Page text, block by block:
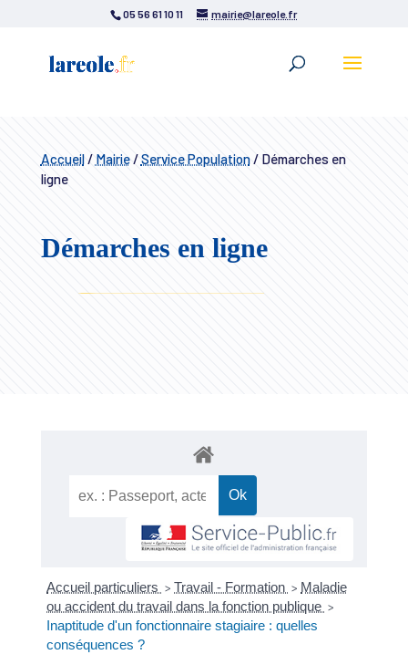
05 56 61 10 11 mairie@lareole.fr
Accueil/ Mairie/Service Population/Démarches en
ligne
Démarches en ligne
Accueil particuliers > Travail - Formation > Maladie
ou accident du travail dans la fonction publique >
Inaptitude d'un fonctionnaire stagiaire : quelles
conséquences ?